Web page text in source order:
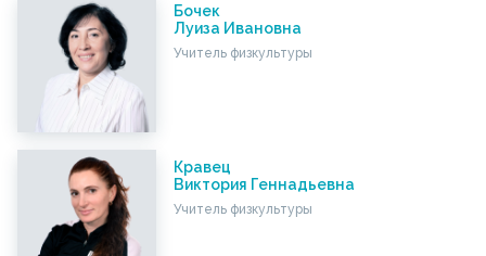
Бочек
Луиза Ивановна
Учитель физкультуры
Кравец
Виктория Геннадьевна
Учитель физкультуры